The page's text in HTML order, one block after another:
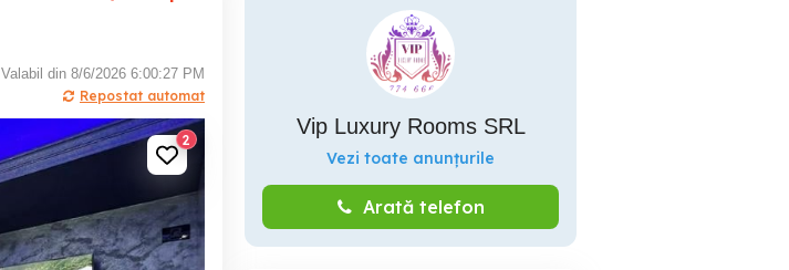
Valabil din 8/6/2026 6:00:27 PM
Repostat automat
2
Vip Luxury Rooms SRL
Vezi toate anunțurile
Arată telefon